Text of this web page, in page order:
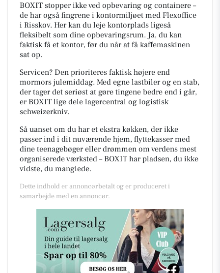
BOXIT stopper ikke ved opbevaring og containere –
de har også fingrene i kontormiljøet med Flexoffice
i Risskov. Her kan du leje kontorplads ligeså
fleksibelt som dine opbevaringsrum. Ja, du kan
faktisk få et kontor, før du når at få kaffemaskinen
sat op.
Servicen? Den prioriteres faktisk højere end
mormors julemiddag. Med egne lastbiler og en stab,
der tager det seriøst at gøre tingene bedre end i går,
er BOXIT lige dele lagercentral og logistisk
schweizerkniv.
Så uanset om du har et ekstra køkken, der ikke
passer ind i dit nuværende hjem, flyttekasser med
dine teenagebøger eller drømmen om verdens mest
organiserede værksted – BOXIT har pladsen, du ikke
vidste, du manglede.
Dette indhold er annoncørbetalt og er produceret i
samarbejde med en annoncør.